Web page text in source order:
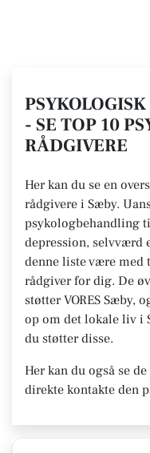
- SE TOP 10
RÅDGIVERE
Her kan du se en
rådgivere i Sæby.
psykologbehandling
depression, selvværd
denne liste være med
rådgiver for dig. De
støtter VORES Sæby,
op om det lokale liv i
du støtter disse.
Her kan du også se
direkte kontakte den